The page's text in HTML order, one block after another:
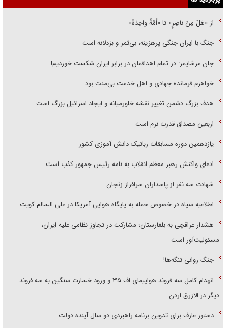
از «هَلْ مِنْ ناصِرٍ» تا «اُمَّةً واحِدَةً»
جنگ با ایران جنگی پرهزینه، بی‌ثمر و بزدلانه است
جان مرشایمر: در تمام اهدافمان در برابر ایران شکست خوردیم!
خواهرم فرمانده جهادی و اهل خدمت بی‌منت بود
هدف بزرگ دشمن تغییر نقشه خاورمیانه و ایجاد اسرائیل بزرگ است
اربعین مصداق قدرت نرم است
یازدهمین دوره مسابقات رباتیک دانش آموزی کشور
ادعای واکنش رهبر معظم انقلاب به نامه رئیس جمهور کذب است
شهادت سه نفر از پاسداران سرافراز زنجان
اطلاعیه سپاه در خصوص حمله به پایگاه هوایی آمریکا در علی السالم کویت
هشدار عراقچی به بلغارستان؛ مشارکت در تجاوز نظامی علیه ایران،
مسئولیت‌آور است
جنگ روانی تنگه‌ها!
انهدام کامل سه فروند هواپیمای اف ۳۵ و ورود خسارت سنگین به سه فروند
دیگر در الازرق اردن
دستور عارف برای تدوین برنامه راهبردی دو سال آینده دولت